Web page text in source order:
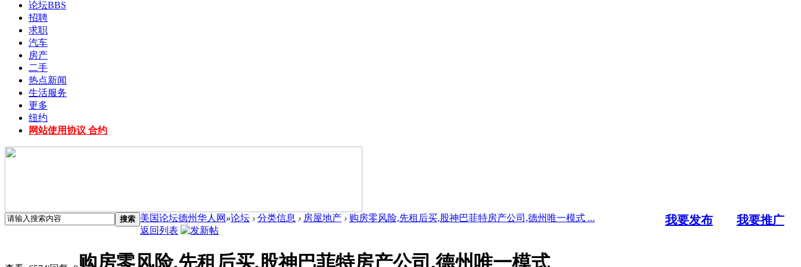
论坛BBS
招聘
求职
汽车
房产
二手
热点新闻
生活服务
更多
纽约
网站使用协议 合约
搜索 我要发布 我要推广
美国论坛德州华人网 »论坛 › 分类信息 › 房屋地产 › 购房零风险,先租后买,股神巴菲特房产公司,德州唯一模式 ...
返回列表
购房零风险,先租后买,股神巴菲特房产公司,德州唯一模式